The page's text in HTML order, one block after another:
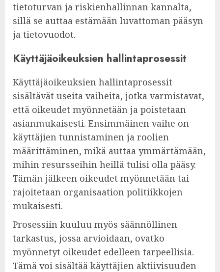
tietoturvan ja riskienhallinnan kannalta,
sillä se auttaa estämään luvattoman pääsyn
ja tietovuodot.
Käyttäjäoikeuksien hallintaprosessit
Käyttäjäoikeuksien hallintaprosessit
sisältävät useita vaiheita, jotka varmistavat,
että oikeudet myönnetään ja poistetaan
asianmukaisesti. Ensimmäinen vaihe on
käyttäjien tunnistaminen ja roolien
määrittäminen, mikä auttaa ymmärtämään,
mihin resursseihin heillä tulisi olla pääsy.
Tämän jälkeen oikeudet myönnetään tai
rajoitetaan organisaation politiikkojen
mukaisesti.
Prosessiin kuuluu myös säännöllinen
tarkastus, jossa arvioidaan, ovatko
myönnetyt oikeudet edelleen tarpeellisia.
Tämä voi sisältää käyttäjien aktiivisuuden